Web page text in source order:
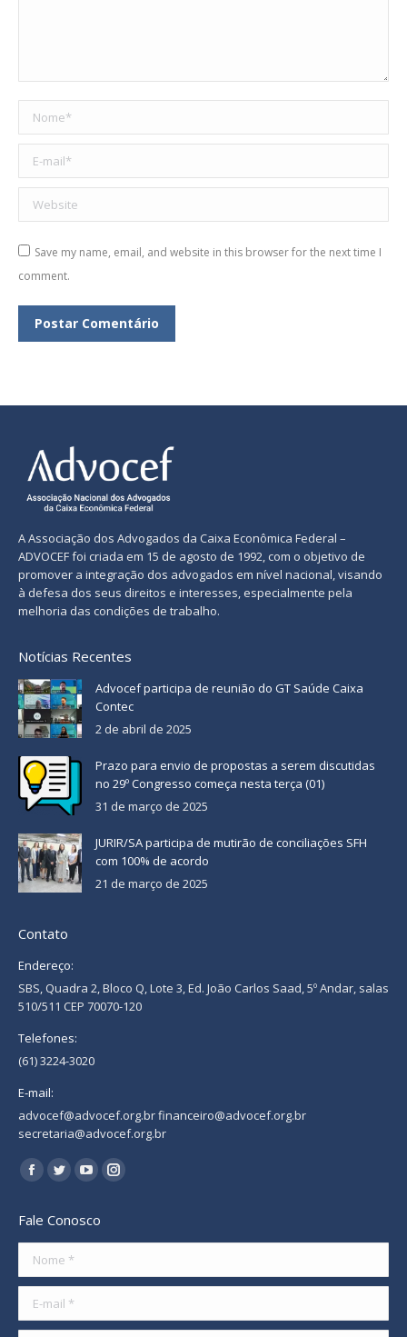
Nome *
E-mail *
Website
Save my name, email, and website in this browser for the next time I
comment.
Postar Comentário
A Associação dos Advogados da Caixa Econômica Federal –
ADVOCEF foi criada em 15 de agosto de 1992, com o objetivo de
promover a integração dos advogados em nível nacional, visando
à defesa dos seus direitos e interesses, especialmente pela
melhoria das condições de trabalho.
Notícias Recentes
Advocef participa de reunião do GT Saúde Caixa
Contec
2 de abril de 2025
Prazo para envio de propostas a serem discutidas
no 29º Congresso começa nesta terça (01)
31 de março de 2025
JURIR/SA participa de mutirão de conciliações SFH
com 100% de acordo
21 de março de 2025
Contato
Endereço:
SBS, Quadra 2, Bloco Q, Lote 3, Ed. João Carlos Saad, 5º Andar, salas
510/511 CEP 70070-120
Telefones:
(61) 3224-3020
E-mail:
advocef@advocef.org.br financeiro@advocef.org.br
secretaria@advocef.org.br
Encontre-nos em:
Facebook
opens
new
window
Twitter
opens
new
window
YouTube
opens
new
Instagram
new
Fale Conosco